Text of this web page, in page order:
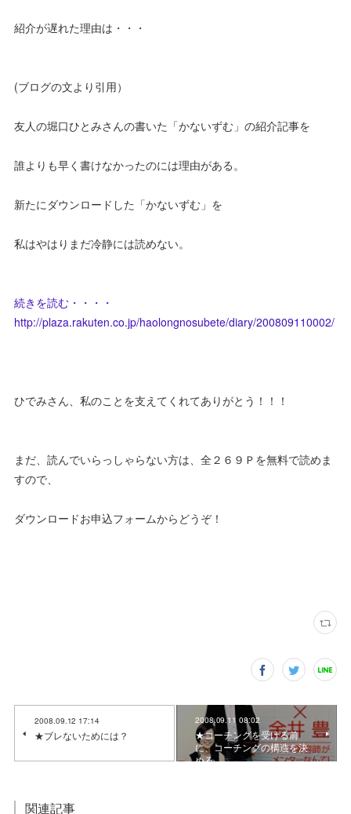
紹介が遅れた理由は・・・
(ブログの文より引用）
友人の堀口ひとみさんの書いた「かないずむ」の紹介記事を
誰よりも早く書けなかったのには理由がある。
新たにダウンロードした「かないずむ」を
私はやはりまだ冷静には読めない。
続きを読む・・・・
http://plaza.rakuten.co.jp/haolongnosubete/diary/200809110002/
ひでみさん、私のことを支えてくれてありがとう！！！
まだ、読んでいらっしゃらない方は、全２６９Ｐを無料で読めま
すので、
ダウンロードお申込フォームからどうぞ！
2008.09.12 17:14
★ブレないためには？
2008.09.11 08:02
★コーチングを受ける前
に、コーチングの構造を決
める。
関連記事